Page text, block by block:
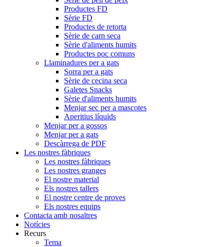
Productes FD
Sèrie FD
Productes de retorta
Sèrie de carn seca
Sèrie d'aliments humits
Productes poc comuns
Llaminadures per a gats
Sorra per a gats
Sèrie de cecina seca
Galetes Snacks
Sèrie d'aliments humits
Menjar sec per a mascotes
Aperitius líquids
Menjar per a gossos
Menjar per a gats
Descàrrega de PDF
Les nostres fàbriques
Les nostres fàbriques
Les nostres granges
El nostre material
Els nostres tallers
El nostre centre de proves
Els nostres equips
Contacta amb nosaltres
Notícies
Recurs
Tema